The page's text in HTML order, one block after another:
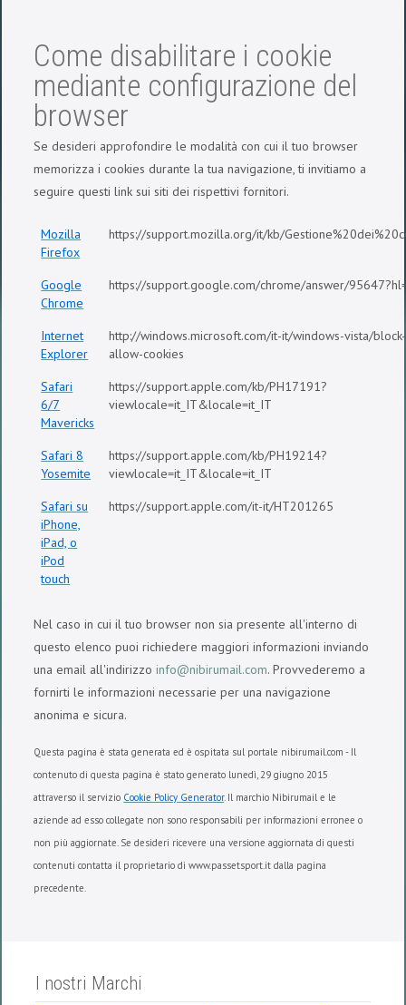
Come disabilitare i cookie
mediante configurazione del
browser
Se desideri approfondire le modalità con cui il tuo browser
memorizza i cookies durante la tua navigazione, ti invitiamo a
seguire questi link sui siti dei rispettivi fornitori.
Mozilla
Firefox
https://support.mozilla.org/it/kb/
Google
Chrome
https://support.google.com/chrome/answer/
Internet
Explorer
http://windows.microsoft.com/it-it/windows-vista/
allow-cookies
Safari
6/7
Mavericks
https://support.apple.com/kb/PH17191?
viewlocale=it_IT&locale=it_IT
Safari 8
Yosemite
https://support.apple.com/kb/PH19214?
viewlocale=it_IT&locale=it_IT
Safari su
iPhone,
iPad, o
iPod
touch
https://support.apple.com/it-it/HT201265
Nel caso in cui il tuo browser non sia presente all'interno di
questo elenco puoi richiedere maggiori informazioni inviando
una email all'indirizzoinfo@nibirumail.com. Provvederemo a
fornirti le informazioni necessarie per una navigazione
anonima e sicura.
Questa pagina è stata generata ed è ospitata sul portale nibirumail.com - Il
contenuto di questa pagina è stato generato lunedì, 29 giugno 2015
attraverso il servizio Cookie Policy Generator. Il marchio Nibirumail e le
aziende ad esso collegate non sono responsabili per informazioni erronee o
non più aggiornate. Se desideri ricevere una versione aggiornata di questi
contenuti contatta il proprietario di www.passetsport.it dalla pagina
precedente.
I nostri Marchi